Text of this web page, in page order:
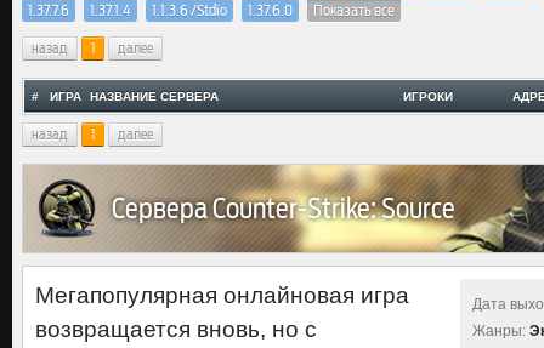
1.37.7.6
1.37.1.4 1.1.3.6 /Stdio 1.37.6.0 Показать все
назад 1 далее
# ИГРА НАЗВАНИЕ СЕРВЕРА ИГРОКИ
назад 1 далее
Сервера Counter-Strike: Source
Дата
Жанры:
Мегапопулярная онлайновая игра
возвращается вновь, но с